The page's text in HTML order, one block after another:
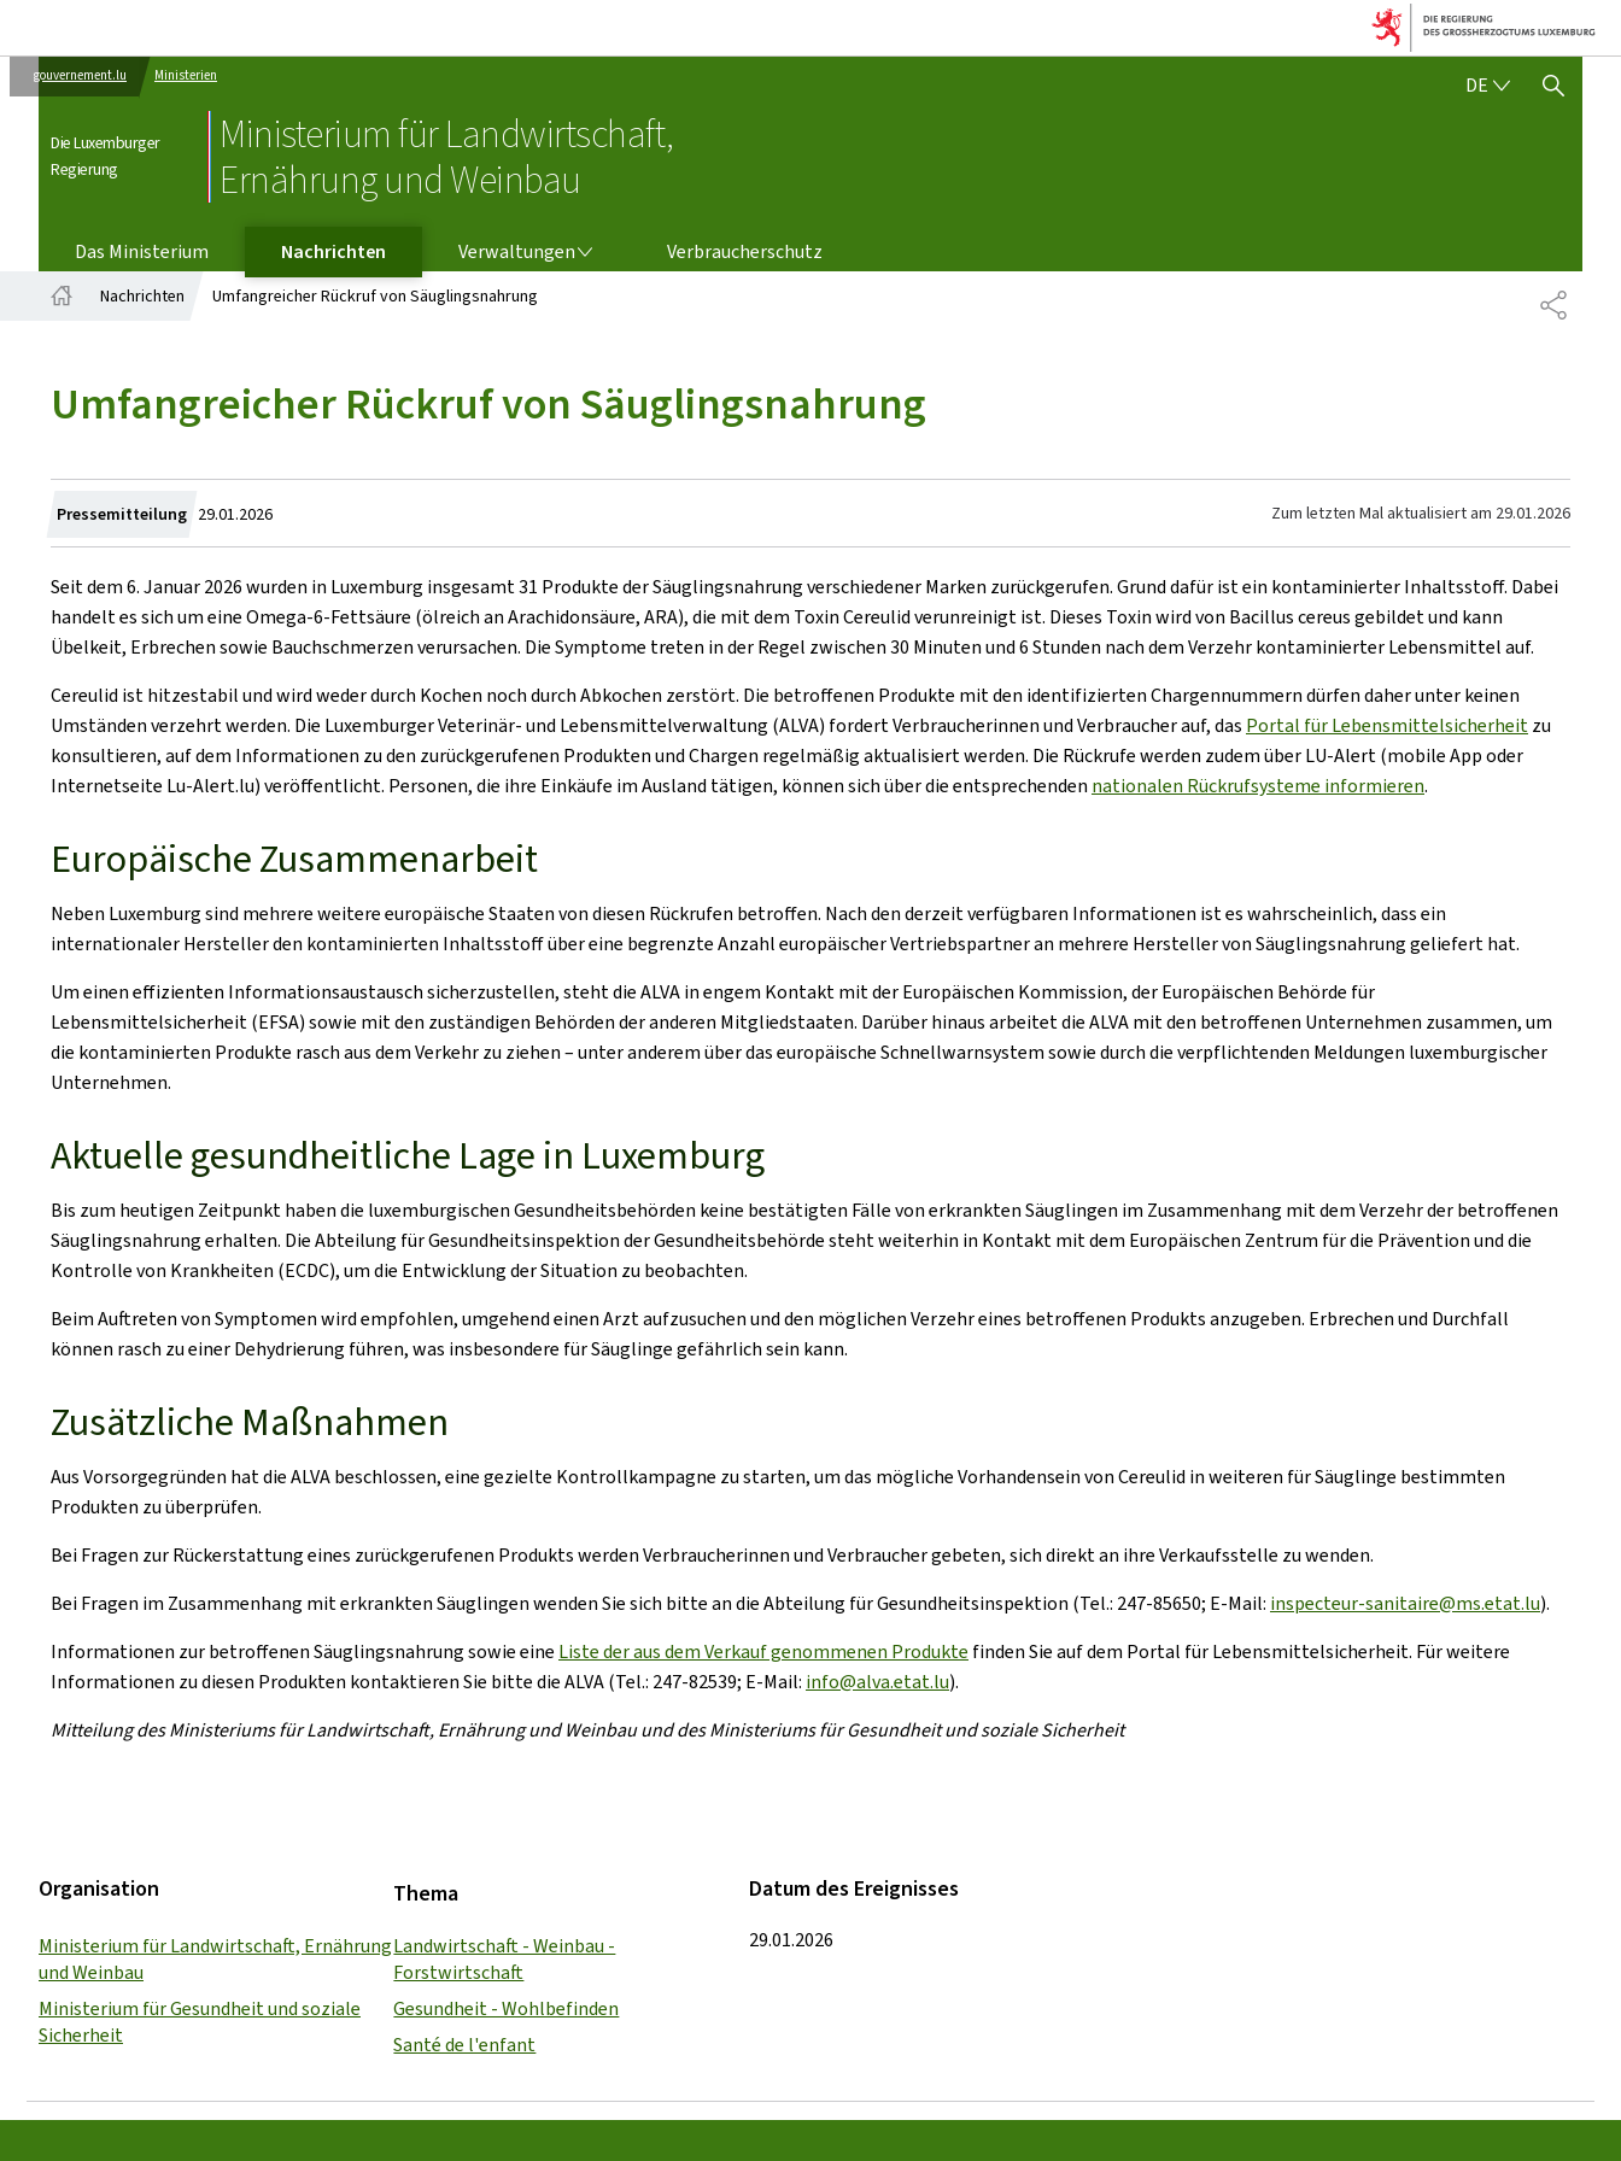
gouvernement.lu Ministerien
Die Luxemburger
Regierung
Ministerium für Landwirtschaft,
Ernährung und Weinbau
DE DEUTSCH
SUCHFLED ANZEIGEN /
Das Ministerium Nachrichten Verwaltungen
Verbraucherschutz
TEILEN
Nachrichten Umfangreicher Rückruf von Säuglingsnahrung
Umfangreicher Rückruf von Säuglingsnahrung
Pressemitteilung Zum
29.01.2026 Zum letzten Mal aktualisiert am 29.01.2026
Seit dem 6. Januar 2026 wurden in Luxemburg insgesamt 31 Produkte der Säuglingsnahrung verschiedener Marken zurückgerufen. Grund dafür ist ein kontaminierter Inhaltsstoff. Dabei
handelt es sich um eine Omega-6-Fettsäure (ölreich an Arachidonsäure, ARA), die mit dem Toxin Cereulid verunreinigt ist. Dieses Toxin wird von Bacillus cereus gebildet und kann
Übelkeit, Erbrechen sowie Bauchschmerzen verursachen. Die Symptome treten in der Regel zwischen 30 Minuten und 6 Stunden nach dem Verzehr kontaminierter Lebensmittel auf.
Cereulid ist hitzestabil und wird weder durch Kochen noch durch Abkochen zerstört. Die betroffenen Produkte mit den identifizierten Chargennummern dürfen daher unter keinen
Umständen verzehrt werden. Die Luxemburger Veterinär- und Lebensmittelverwaltung (ALVA) fordert Verbraucherinnen und Verbraucher auf, das Portal für Lebensmittelsicherheitzu
konsultieren, auf dem Informationen zu den zurückgerufenen Produkten und Chargen regelmäßig aktualisiert werden. Die Rückrufe werden zudem über LU-Alert (mobile App oder
Internetseite Lu-Alert.lu) veröffentlicht. Personen, die ihre Einkäufe im Ausland tätigen, können sich über die entsprechenden nationalen Rückrufsysteme informieren.
Europäische Zusammenarbeit
Neben Luxemburg sind mehrere weitere europäische Staaten von diesen Rückrufen betroffen. Nach den derzeit verfügbaren Informationen ist es wahrscheinlich, dass ein
internationaler Hersteller den kontaminierten Inhaltsstoff über eine begrenzte Anzahl europäischer Vertriebspartner an mehrere Hersteller von Säuglingsnahrung geliefert hat.
Um einen effizienten Informationsaustausch sicherzustellen, steht die ALVA in engem Kontakt mit der Europäischen Kommission, der Europäischen Behörde für
Lebensmittelsicherheit (EFSA) sowie mit den zuständigen Behörden der anderen Mitgliedstaaten. Darüber hinaus arbeitet die ALVA mit den betroffenen Unternehmen zusammen, um
die kontaminierten Produkte rasch aus dem Verkehr zu ziehen – unter anderem über das europäische Schnellwarnsystem sowie durch die verpflichtenden Meldungen luxemburgischer
Unternehmen.
Aktuelle gesundheitliche Lage in Luxemburg
Bis zum heutigen Zeitpunkt haben die luxemburgischen Gesundheitsbehörden keine bestätigten Fälle von erkrankten Säuglingen im Zusammenhang mit dem Verzehr der betroffenen
Säuglingsnahrung erhalten. Die Abteilung für Gesundheitsinspektion der Gesundheitsbehörde steht weiterhin in Kontakt mit dem Europäischen Zentrum für die Prävention und die
Kontrolle von Krankheiten (ECDC), um die Entwicklung der Situation zu beobachten.
Beim Auftreten von Symptomen wird empfohlen, umgehend einen Arzt aufzusuchen und den möglichen Verzehr eines betroffenen Produkts anzugeben. Erbrechen und Durchfall
können rasch zu einer Dehydrierung führen, was insbesondere für Säuglinge gefährlich sein kann.
Zusätzliche Maßnahmen
Aus Vorsorgegründen hat die ALVA beschlossen, eine gezielte Kontrollkampagne zu starten, um das mögliche Vorhandensein von Cereulid in weiteren für Säuglinge bestimmten
Produkten zu überprüfen.
Bei Fragen zur Rückerstattung eines zurückgerufenen Produkts werden Verbraucherinnen und Verbraucher gebeten, sich direkt an ihre Verkaufsstelle zu wenden.
Bei Fragen im Zusammenhang mit erkrankten Säuglingen wenden Sie sich bitte an die Abteilung für Gesundheitsinspektion (Tel.: 247-85650; E-Mail: inspecteur-sanitaire@ms.etat.lu).
Informationen zur betroffenen Säuglingsnahrung sowie eine Liste der aus dem Verkauf genommenen Produkte finden Sie auf dem Portal für Lebensmittelsicherheit. Für weitere
Informationen zu diesen Produkten kontaktieren Sie bitte die ALVA (Tel.: 247-82539; E-Mail: info@alva.etat.lu).
Mitteilung des Ministeriums für Landwirtschaft, Ernährung und Weinbau und des Ministeriums für Gesundheit und soziale Sicherheit
Organisation
Ministerium für Landwirtschaft, Ernährung
und Weinbau
Ministerium für Gesundheit und soziale
Sicherheit
Thema
Landwirtschaft - Weinbau -
Forstwirtschaft
Gesundheit - Wohlbefinden
Santé de l'enfant
Datum des Ereignisses
29.01.2026